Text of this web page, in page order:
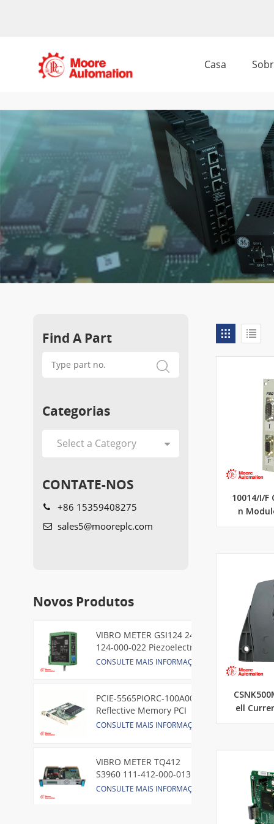
Casa
10014/I/
n
ell
Find A Part
Categorias
CONTATE-NOS
+86 15359408275
sales5@mooreplc.com
Novos Produtos
VIBRO METER GSI124 244-
124-000-022 Piezoelectric
Pressure Transducer
CONSULTE MAIS INFORMAÇÃO
PCIE-5565PIORC-100A00
Reflective Memory PCI
Express Node Card /GE
CONSULTE MAIS INFORMAÇÃO
VIBRO METER TQ412
S3960 111-412-000-013
Reverse Mount
CONSULTE MAIS INFORMAÇÃO